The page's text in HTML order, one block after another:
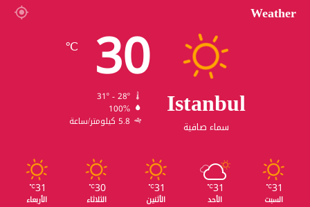
Weather
Istanbul
سماء صافية
30
℃
31º - 28º
100%
5.8 كيلومتر/ساعة
31
℃
السبت
31
℃
الأحد
31
℃
الأثنين
30
℃
الثلاثاء
31
℃
الأربعاء